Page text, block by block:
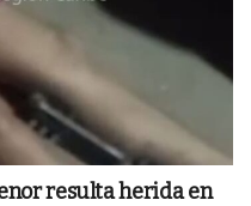
resulta herida en